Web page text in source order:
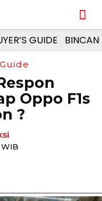
GUIDE
Oppo F1s
?
WIB